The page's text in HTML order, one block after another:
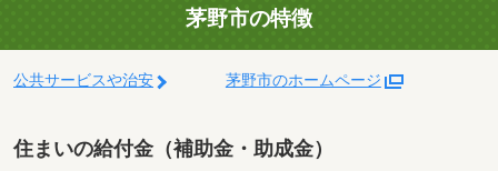
茅野市の特徴
公共サービスや治安 茅野市のホームページ
住まいの給付金（補助金・助成金）